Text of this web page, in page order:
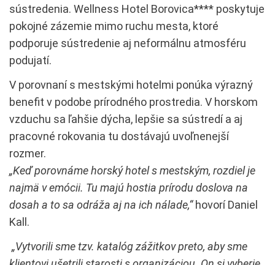
sústredenia. Wellness Hotel Borovica**** poskytuje
pokojné zázemie mimo ruchu mesta, ktoré
podporuje sústredenie aj neformálnu atmosféru
podujatí.
V porovnaní s mestskými hotelmi ponúka výrazný
benefit v podobe prírodného prostredia. V horskom
vzduchu sa ľahšie dýcha, lepšie sa sústredí a aj
pracovné rokovania tu dostávajú uvoľnenejší
rozmer.
„Keď porovnáme horský hotel s mestským, rozdiel je
najmä v emócii. Tu majú hostia prírodu doslova na
dosah a to sa odráža aj na ich nálade,“hovorí Daniel
Kall.
„Vytvorili sme tzv. katalóg zážitkov preto, aby sme